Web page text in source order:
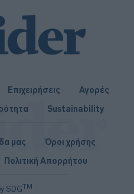
Επιχειρήσεις
Αγορές
Sustainability
SDGTM
μας
Όροι χρήσης
Πολιτική Απορρήτου